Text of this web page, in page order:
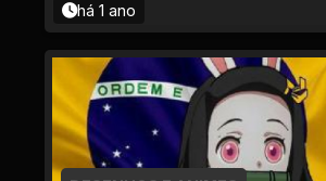
há 1 ano